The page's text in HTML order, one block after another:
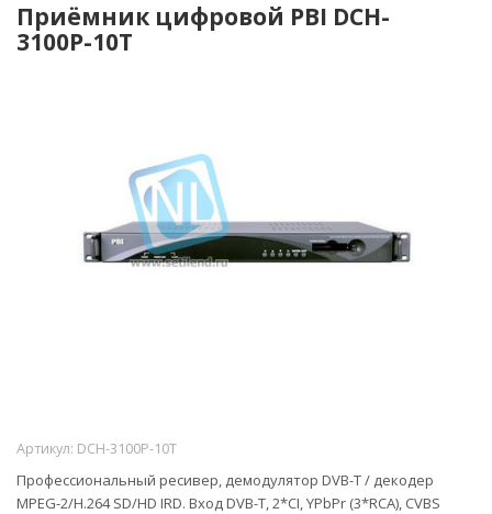
Приёмник цифровой PBI DCH-
3100P-10T
Артикул: DCH-3100P-10T
Профессиональный ресивер, демодулятор DVB-T / декодер
MPEG-2/H.264 SD/HD IRD. Вход DVB-T, 2*CI, YPbPr (3*RCA), CVBS